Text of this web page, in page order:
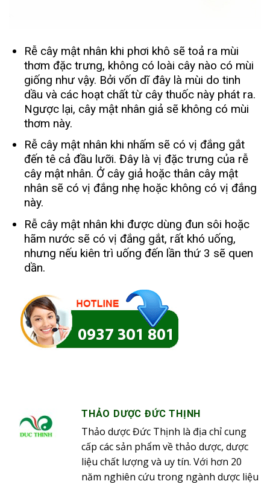
Rễ cây mật nhân khi phơi khô sẽ toả ra mùi
thơm đặc trưng, không có loài cây nào có mùi
giống như vậy. Bởi vốn dĩ đây là mùi do tinh
dầu và các hoạt chất từ cây thuốc này phát ra.
Ngược lại, cây mật nhân giả sẽ không có mùi
thơm này.
Rễ cây mật nhân khi nhấm sẽ có vị đắng gắt
đến tê cả đầu lưỡi. Đây là vị đặc trưng của rễ
cây mật nhân. Ở cây giả hoặc thân cây mật
nhân sẽ có vị đắng nhẹ hoặc không có vị đắng
này.
Rễ cây mật nhân khi được dùng đun sôi hoặc
hãm nước sẽ có vị đắng gắt, rất khó uống,
nhưng nếu kiên trì uống đến lần thứ 3 sẽ quen
dần.
THẢO DƯỢC ĐỨC THỊNH
Thảo dược Đức Thịnh là địa chỉ cung
cấp các sản phẩm về thảo dược, dược
liệu chất lượng và uy tín. Với hơn 20
năm nghiên cứu trong ngành dược liệu